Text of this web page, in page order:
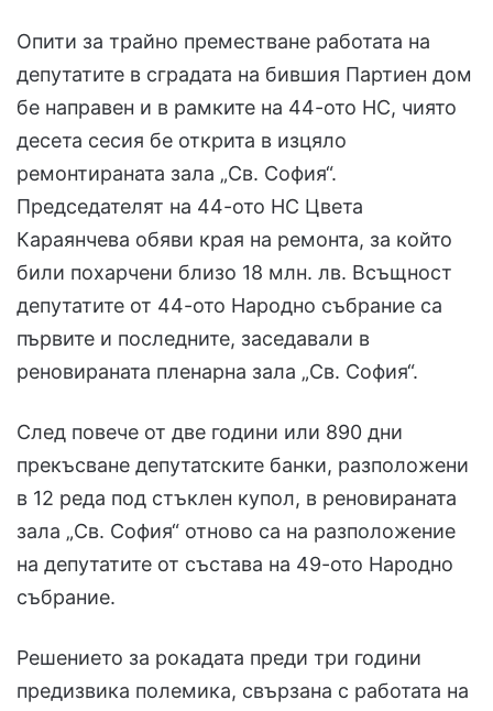
Опити за трайно преместване работата на
депутатите в сградата на бившия Партиен дом
бе направен и в рамките на 44-ото НС, чиято
десета сесия бе открита в изцяло
ремонтираната зала „Св. София“.
Председателят на 44-ото НС Цвета
Караянчева обяви края на ремонта, за който
били похарчени близо 18 млн. лв. Всъщност
депутатите от 44-ото Народно събрание са
първите и последните, заседавали в
реновираната пленарна зала „Св. София“.
След повече от две години или 890 дни
прекъсване депутатските банки, разположени
в 12 реда под стъклен купол, в реновираната
зала „Св. София“ отново са на разположение
на депутатите от състава на 49-ото Народно
събрание.
Решението за рокадата преди три години
предизвика полемика, свързана с работата на